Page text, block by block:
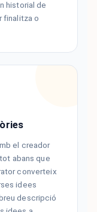
historial de
finalitza o
el creador
abans que
converteix
idees
descripció